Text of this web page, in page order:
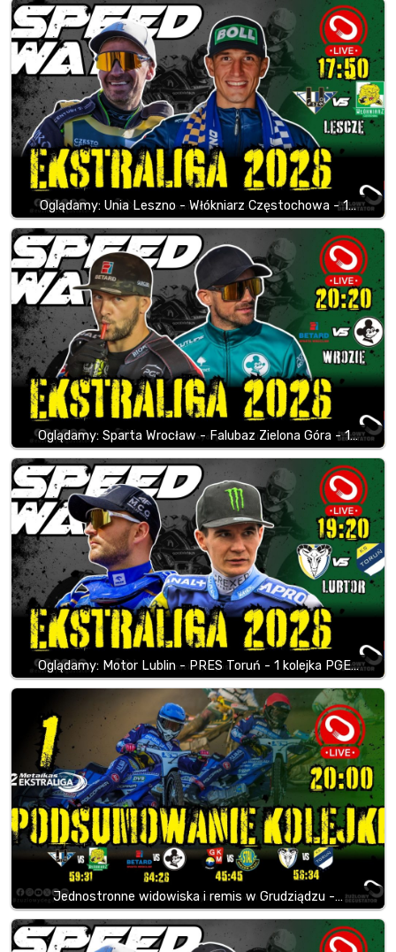
Oglądamy: Unia Leszno - Włókniarz Częstochowa - 1…
Oglądamy: Sparta Wrocław - Falubaz Zielona Góra - 1…
Oglądamy: Motor Lublin - PRES Toruń - 1 kolejka PGE…
Jednostronne widowiska i remis w Grudziądzu -…